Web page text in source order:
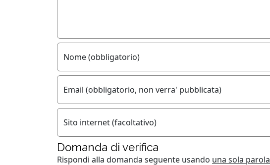
Nome (obbligatorio)
Email (obbligatorio, non verra' pubblicata)
Sito internet (facoltativo)
Domanda di verifica
Rispondi alla domanda seguente usando una sola parola